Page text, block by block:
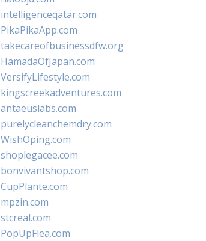
intelligenceqatar.com
PikaPikaApp.com
takecareofbusinessdfw.org
HamadaOfJapan.com
VersifyLifestyle.com
kingscreekadventures.com
antaeuslabs.com
purelycleanchemdry.com
WishOping.com
shoplegacee.com
bonvivantshop.com
CupPlante.com
mpzin.com
stcreal.com
PopUpFlea.com